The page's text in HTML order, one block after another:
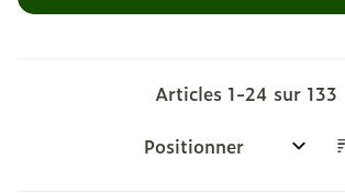
Articles 1-24 sur 133
Trier par: